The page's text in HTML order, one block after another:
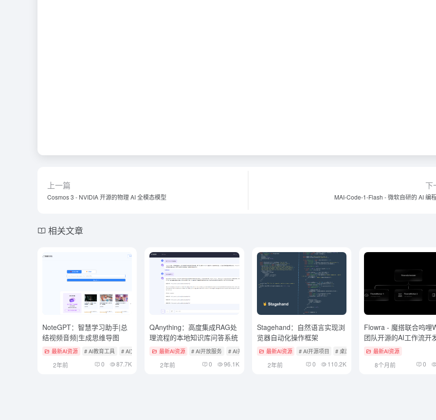
上一篇
Cosmos 3 - NVIDIA 开源的物理 AI 全模态模型
下
MAI-Code-1-Flash - 微软自研的 AI 编
相关文章
NoteGPT：智慧学习助手|总
结视频音频|生成思维导图
最新AI资源 # AI教育工具 # AI文本与音频/视频总结工具
2年前 0 87.7K
QAnything：高度集成RAG处
理流程的本地知识库问答系统
最新AI资源 # AI开放服务 # AI开源项目 # 知识检索与RAG框架
2年前 0 96.1K
Stagehand：自然语言实现浏
览器自动化操作框架
最新AI资源 # AI开源项目 # 桌面自动化智能体
2年前 0 110.2K
Flowra - 魔搭联合呜哩
团队开源的AI工作流开
最新AI资源
8个月前 0